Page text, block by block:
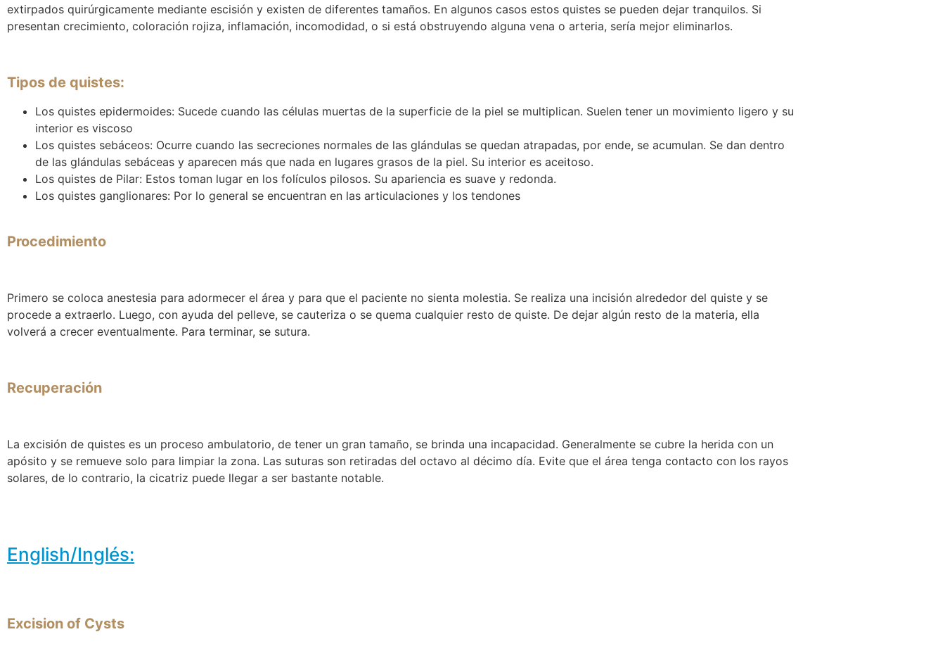
extirpados quirúrgicamente mediante escisión y existen de diferentes tamaños. En algunos casos estos quistes se pueden dejar tranquilos. Si
presentan crecimiento, coloración rojiza, inflamación, incomodidad, o si está obstruyendo alguna vena o arteria, sería mejor eliminarlos.
Tipos de quistes:
Los quistes epidermoides: Sucede cuando las células muertas de la superficie de la piel se multiplican. Suelen tener un movimiento ligero y su
interior es viscoso
Los quistes sebáceos: Ocurre cuando las secreciones normales de las glándulas se quedan atrapadas, por ende, se acumulan. Se dan dentro
de las glándulas sebáceas y aparecen más que nada en lugares grasos de la piel. Su interior es aceitoso.
Los quistes de Pilar: Estos toman lugar en los folículos pilosos. Su apariencia es suave y redonda.
Los quistes ganglionares: Por lo general se encuentran en las articulaciones y los tendones
Procedimiento
Primero se coloca anestesia para adormecer el área y para que el paciente no sienta molestia. Se realiza una incisión alrededor del quiste y se
procede a extraerlo. Luego, con ayuda del pelleve, se cauteriza o se quema cualquier resto de quiste. De dejar algún resto de la materia, ella
volverá a crecer eventualmente. Para terminar, se sutura.
Recuperación
La excisión de quistes es un proceso ambulatorio, de tener un gran tamaño, se brinda una incapacidad. Generalmente se cubre la herida con un
apósito y se remueve solo para limpiar la zona. Las suturas son retiradas del octavo al décimo día. Evite que el área tenga contacto con los rayos
solares, de lo contrario, la cicatriz puede llegar a ser bastante notable.
English/Inglés:
Excision of Cysts